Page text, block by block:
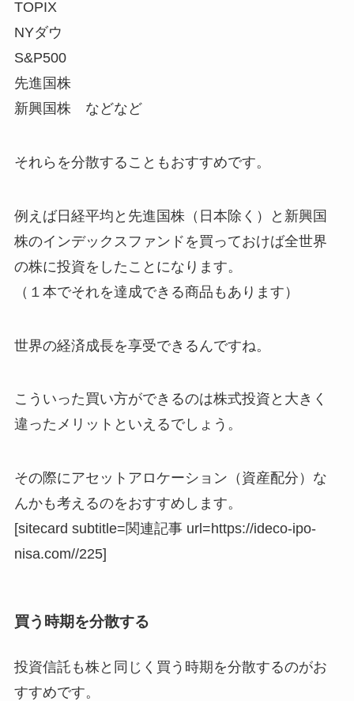
TOPIX
NYダウ
S&P500
先進国株
新興国株 などなど
それらを分散することもおすすめです。
例えば日経平均と先進国株（日本除く）と新興国
株のインデックスファンドを買っておけば全世界
の株に投資をしたことになります。
（１本でそれを達成できる商品もあります）
世界の経済成長を享受できるんですね。
こういった買い方ができるのは株式投資と大きく
違ったメリットといえるでしょう。
その際にアセットアロケーション（資産配分）な
んかも考えるのをおすすめします。
[sitecard subtitle=関連記事 url=https://ideco-ipo-
nisa.com//225]
買う時期を分散する
投資信託も株と同じく買う時期を分散するのがお
すすめです。